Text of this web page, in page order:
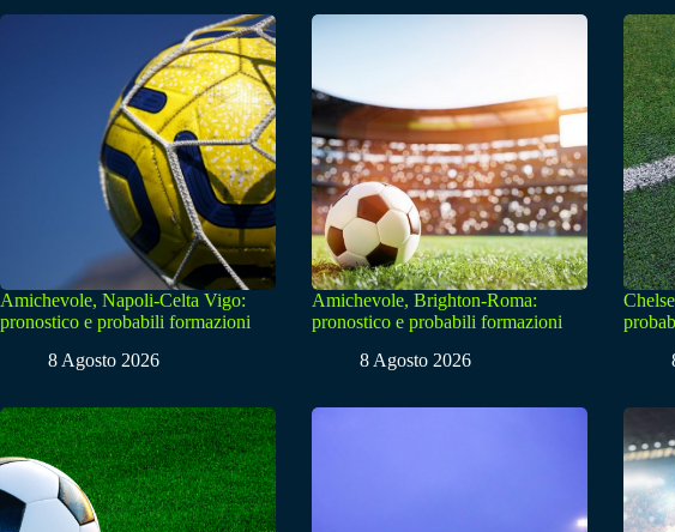
Amichevole, Napoli-Celta Vigo:
pronostico e probabili formazioni
8 Agosto 2026
Amichevole, Brighton-Roma:
pronostico e probabili formazioni
8 Agosto 2026